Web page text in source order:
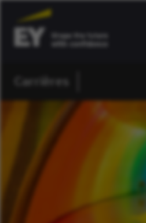
Carrières